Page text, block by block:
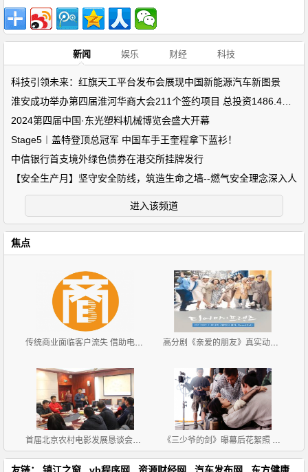
新闻 娱乐 财经 科技
科技引领未来：红旗天工平台发布会展现中国新能源汽车新图景
2024第四届中国·东光塑料机械博览会盛大开幕
Stage5︱盖特登顶总冠军 中国车手王奎程拿下蓝衫！
中信银行首支境外绿色债券在港交所挂牌发行
【安全生产月】坚守安全防线，筑造生命之墙--燃气安全理念深入人
进入该频道
焦点
传统商业面临客户流失 借助电商系统进行产业升级 高分剧《亲爱的朋友》真实动人 集集泪点
首届北京农村电影发展恳谈会在京举办 《三少爷的剑》曝幕后花絮照 尔冬升为江一燕画眉
友链： 镇江之窗 vb程序网 资源财经网 汽车发布网 东方健康